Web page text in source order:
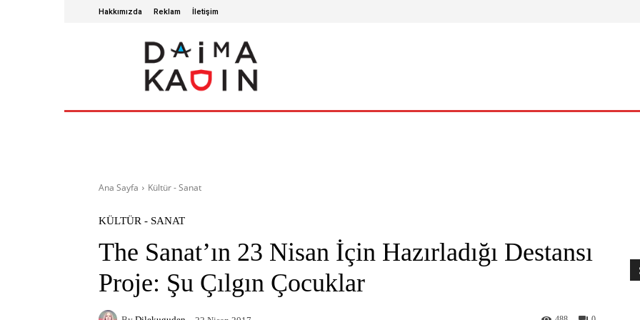
Hakkımızda Reklam İletişim
Ana Sayfa Kültür - Sanat
KÜLTÜR - SANAT
The Sanat’ın 23 Nisan İçin Hazırladığı Destansı
Proje: Şu Çılgın Çocuklar